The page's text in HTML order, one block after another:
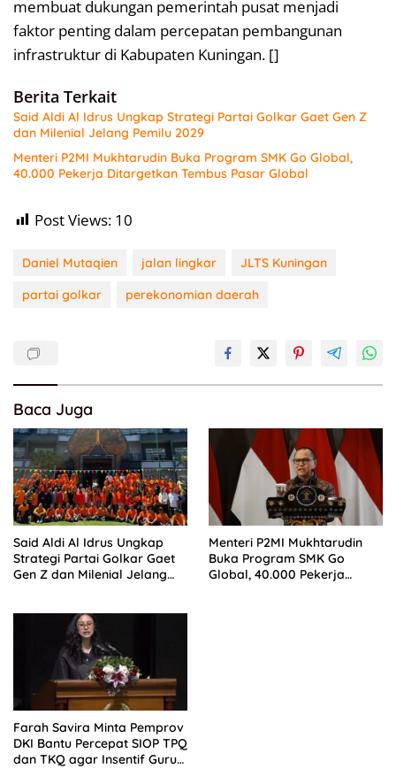
membuat dukungan pemerintah pusat menjadi
faktor penting dalam percepatan pembangunan
infrastruktur di Kabupaten Kuningan. []
Berita Terkait
Said Aldi Al Idrus Ungkap Strategi Partai Golkar Gaet Gen Z
dan Milenial Jelang Pemilu 2029
Menteri P2MI Mukhtarudin Buka Program SMK Go Global,
40.000 Pekerja Ditargetkan Tembus Pasar Global
Post Views: 10
Daniel Mutaqien jalan lingkar
JLTS Kuningan
partai golkar
perekonomian daerah
Baca Juga
Said Aldi Al Idrus Ungkap
Strategi Partai Golkar Gaet
Gen Z dan Milenial Jelang
Menteri P2MI Mukhtarudin
Buka Program SMK Go
Global, 40.000 Pekerja
Farah Savira Minta Pemprov
DKI Bantu Percepat SIOP TPQ
dan TKQ agar Insentif Guru